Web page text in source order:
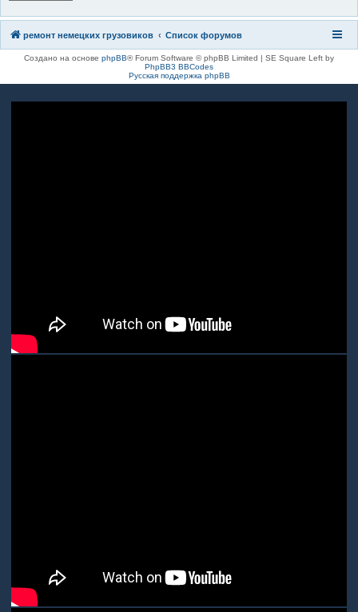
ремонт немецких грузовиков Список форумов
Создано на основе phpBB® Forum Software © phpBB Limited | SE Square Left by
PhpBB3 BBCodes
Русская поддержка phpBB